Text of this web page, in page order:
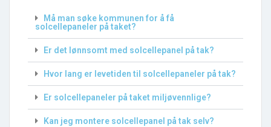
Må man søke kommunen for å få
solcellepaneler på taket?
Er det lønnsomt med solcellepanel på tak?
Hvor lang er levetiden til solcellepaneler på tak?
Er solcellepaneler på taket miljøvennlige?
Kan jeg montere solcellepanel på tak selv?